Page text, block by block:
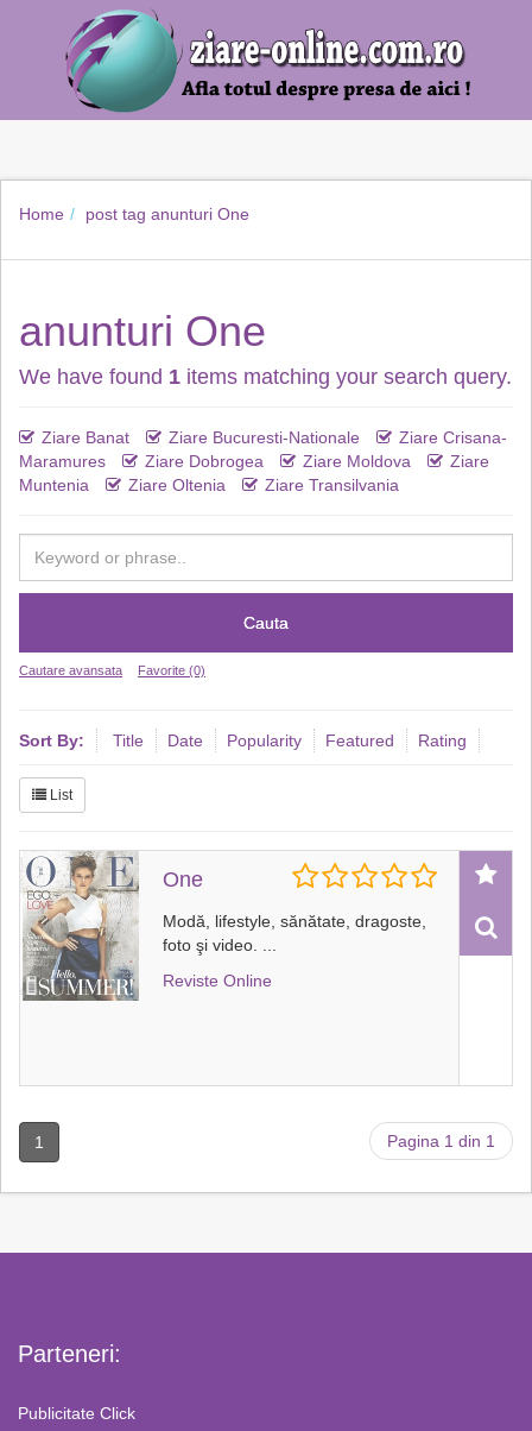
Home post tag anunturi One
anunturi One
We have found 1 items matching your search query.
Ziare Banat Ziare Bucuresti-Nationale
Ziare Crisana-
Maramures
Ziare Dobrogea Ziare Moldova
Ziare
Muntenia
Ziare Oltenia Ziare Transilvania
Cauta
Cautare avansata Favorite (0)
Sort By: Title Date Popularity Featured Rating
List
One
Modă, lifestyle, sănătate, dragoste,
foto şi video.
Reviste Online
1 Pagina 1 din 1
Parteneri:
Publicitate Click